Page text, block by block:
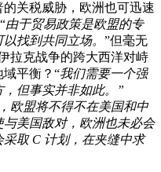
关税威胁，欧洲也可迅速
由于贸易政策是欧盟的专
找到共同立场。 ”但毫无
拉克战争的跨大西洋对峙
平衡？“我们需要一个强
但事实并非如此。”
欧盟将不得不在美国和中
美国敌对，欧洲也未必会
取 C 计划，在夹缝中求